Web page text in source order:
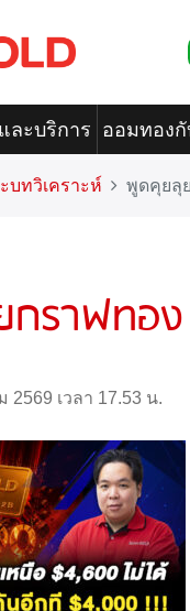
ละบริการ ออมทองกั
บทวิเคราะห์ พูดคุยลุ
ราฟทอ
เวลา 17.53 น.